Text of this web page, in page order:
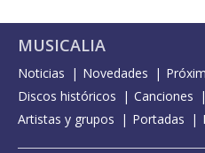
MUSICALIA
Noticias Novedades
Discos históricos
Canciones
Artistas y grupos
Portadas